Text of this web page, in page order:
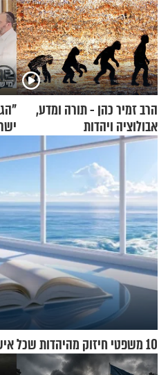
הרב זמיר כהן - תורה ומדע,
אבולוציה ויהדות
10 משפטי חיזוק מהיהדות שכל אישה צריכה לשמור לעצמה